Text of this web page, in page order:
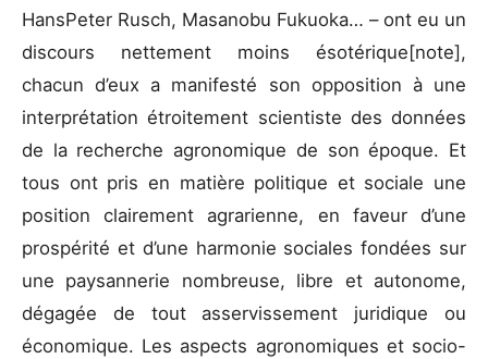
HansPeter Rusch, Masanobu Fukuoka… – ont eu un
discours nettement moins ésotérique[note],
chacun d’eux a manifesté son opposition à une
interprétation étroitement scientiste des données
de la recherche agronomique de son époque. Et
tous ont pris en matière politique et sociale une
position clairement agrarienne, en faveur d’une
prospérité et d’une harmonie sociales fondées sur
une paysannerie nombreuse, libre et autonome,
dégagée de tout asservissement juridique ou
économique. Les aspects agronomiques et socio-